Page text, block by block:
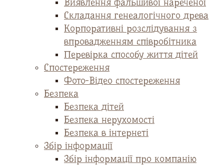
Виявлення фальшивої нареченої
Складання генеалогічного древа
Корпоративні розслідування з
впровадженням співробітника
Перевірка способу життя дітей
Спостереження
Фото-Відео спостереження
Безпека
Безпека дітей
Безпека нерухомості
Безпека в інтернеті
Збір інформації
Збір інформації про компанію